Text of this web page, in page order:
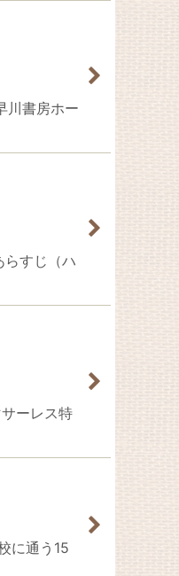
川書房ホー
らすじ（ハ
ーレス特
に通う15